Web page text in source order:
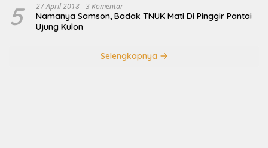
5 27 April 2018 3 Komentar
Namanya Samson, Badak TNUK Mati Di Pinggir Pantai
Ujung Kulon
Selengkapnya